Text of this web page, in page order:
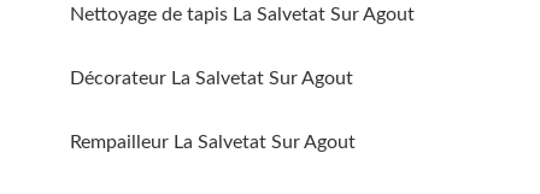
Nettoyage de tapis La Salvetat Sur Agout
Décorateur La Salvetat Sur Agout
Rempailleur La Salvetat Sur Agout